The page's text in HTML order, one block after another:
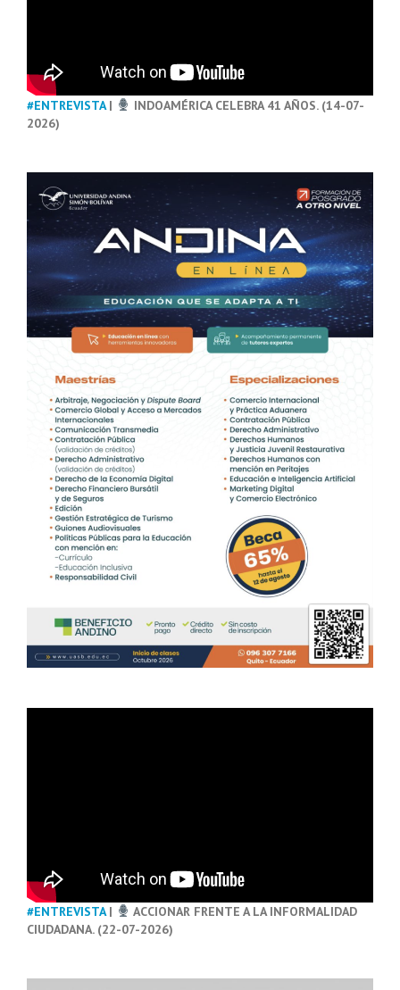
#ENTREVISTA|
INDOAMÉRICA CELEBRA 41 AÑOS. (14-07-
2026)
#ENTREVISTA|
ACCIONAR FRENTE A LA INFORMALIDAD
CIUDADANA. (22-07-2026)